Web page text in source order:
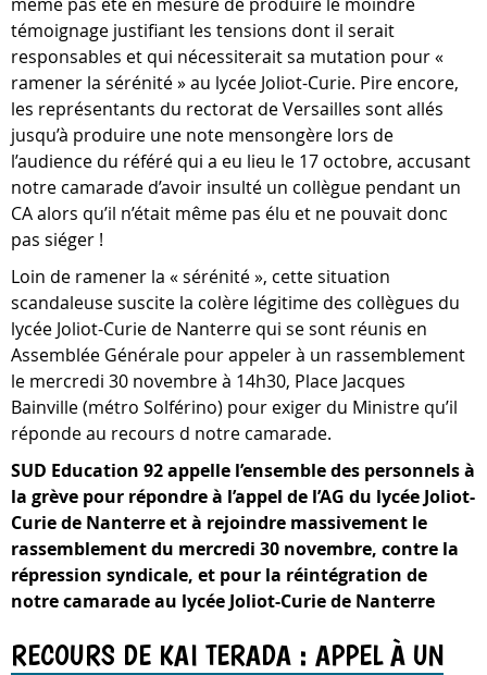
témoignage justifiant les tensions dont il serait
responsables et qui nécessiterait sa mutation pour «
ramener la sérénité » au lycée Joliot-Curie. Pire encore,
les représentants du rectorat de Versailles sont allés
jusqu’à produire une note mensongère lors de
l’audience du référé qui a eu lieu le 17 octobre, accusant
notre camarade d’avoir insulté un collègue pendant un
CA alors qu’il n’était même pas élu et ne pouvait donc
pas siéger !
Loin de ramener la « sérénité », cette situation
scandaleuse suscite la colère légitime des collègues du
lycée Joliot-Curie de Nanterre qui se sont réunis en
Assemblée Générale pour appeler à un rassemblement
le mercredi 30 novembre à 14h30, Place Jacques
Bainville (métro Solférino) pour exiger du Ministre qu’il
réponde au recours d notre camarade.
SUD Education 92 appelle l’ensemble des personnels à
la grève pour répondre à l’appel de l’AG du lycée Joliot-
Curie de Nanterre et à rejoindre massivement le
rassemblement du mercredi 30 novembre, contre la
répression syndicale, et pour la réintégration de
notre camarade au lycée Joliot-Curie de Nanterre
RECOURS DE KAI TERADA : APPEL À UN